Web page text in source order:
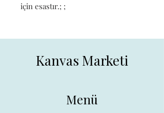
için esastır.; ;
Kanvas Marketi
Menü